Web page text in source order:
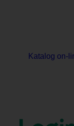
Katalog on-